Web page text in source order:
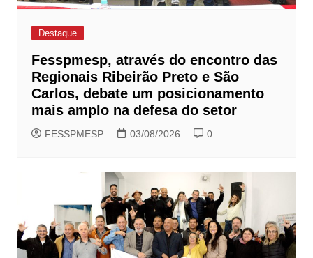
Destaque
Fesspmesp, através do encontro das
Regionais Ribeirão Preto e São
Carlos, debate um posicionamento
mais amplo na defesa do setor
FESSPMESP 03/08/2026 0